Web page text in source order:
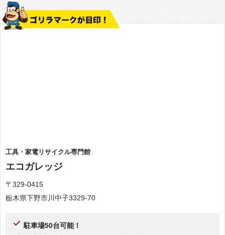
工具・家電リサイクル専門館
エコガレッジ
〒329-0415
栃木県下野市川中子3329-70
駐車場50台可能！